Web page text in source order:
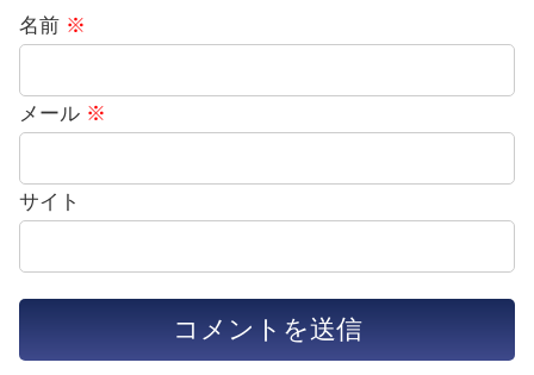
名前 ※
メール ※
サイト